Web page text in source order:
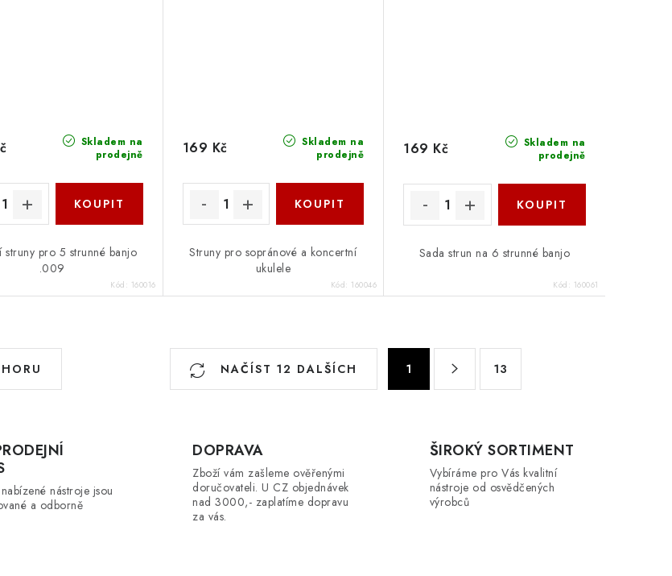
Skladem na
prodejně
struny pro 5 strunné banjo
.009
Kód: 160016
Skladem na
prodejně
169 Kč
Struny pro sopránové a koncertní
ukulele
Kód: 160046
Skladem na
prodejně
169 Kč
Sada strun na 6 strunné banjo
Kód: 160061
NAČÍST 12 DALŠÍCH 1 13
nástroje jsou
a odborně
DOPRAVA
Zboží vám zašleme ověřenými
doručovateli. U CZ objednávek
nad 3000,- zaplatíme dopravu
za vás.
ŠIROKÝ SORTIMENT
Vybíráme pro Vás kvalitní
nástroje od osvědčených
výrobců